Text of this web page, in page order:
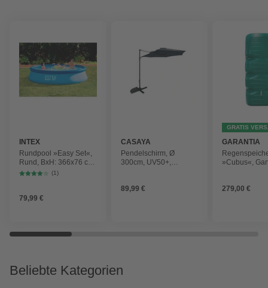
INTEX
Rundpool »Easy Set«,
Rund, BxH: 366x76 cm,
blau
(1)
79,99 €
CASAYA
Pendelschirm, Ø
300cm, UV50+,
89,99 €
GRATIS
GARANTIA
»Cubus«,
279,00 €
Beliebte Kategorien